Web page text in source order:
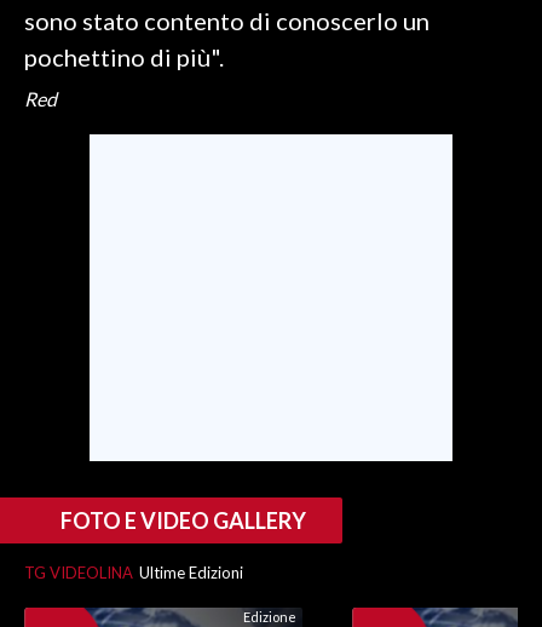
NECROLOGI
PUBBLICITÀ
sono stato contento di conoscerlo un
pochettino di più".
Red
FOTO E VIDEO GALLERY
TG VIDEOLINA Ultime Edizioni
Edizione